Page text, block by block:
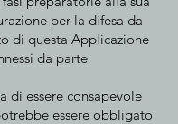
per la difesa da
di questa Applicazione
da parte
di essere consapevole
essere obbligato